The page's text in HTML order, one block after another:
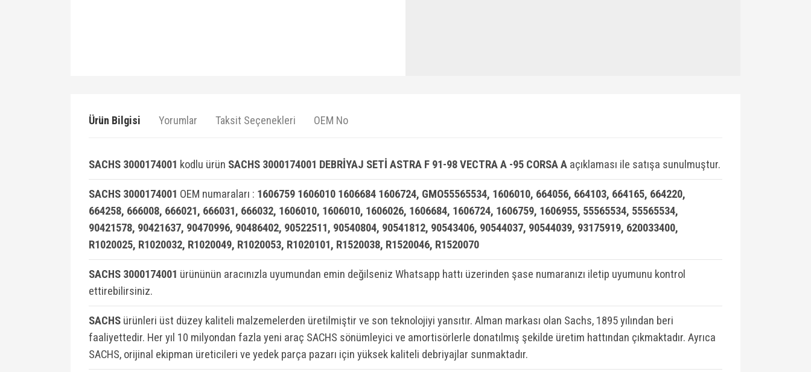
Ürün Bilgisi Yorumlar Taksit Seçenekleri OEM No
SACHS 3000174001 kodlu ürün SACHS 3000174001 DEBRİYAJ SETİ ASTRA F 91-98 VECTRA A -95 CORSA A açıklaması ile satışa sunulmuştur.
SACHS 3000174001 OEM numaraları : 1606759 1606010 1606684 1606724, GMO55565534, 1606010, 664056, 664103, 664165, 664220,
664258, 666008, 666021, 666031, 666032, 1606010, 1606010, 1606026, 1606684, 1606724, 1606759, 1606955, 55565534, 55565534,
90421578, 90421637, 90470996, 90486402, 90522511, 90540804, 90541812, 90543406, 90544037, 90544039, 93175919, 620033400,
R1020025, R1020032, R1020049, R1020053, R1020101, R1520038, R1520046, R1520070
SACHS 3000174001 ürününün aracınızla uyumundan emin değilseniz Whatsapp hattı üzerinden şase numaranızı iletip uyumunu kontrol
ettirebilirsiniz.
SACHS ürünleri üst düzey kaliteli malzemelerden üretilmiştir ve son teknolojiyi yansıtır. Alman markası olan Sachs, 1895 yılından beri
faaliyettedir. Her yıl 10 milyondan fazla yeni araç SACHS sönümleyici ve amortisörlerle donatılmış şekilde üretim hattından çıkmaktadır. Ayrıca
SACHS, orijinal ekipman üreticileri ve yedek parça pazarı için yüksek kaliteli debriyajlar sunmaktadır.